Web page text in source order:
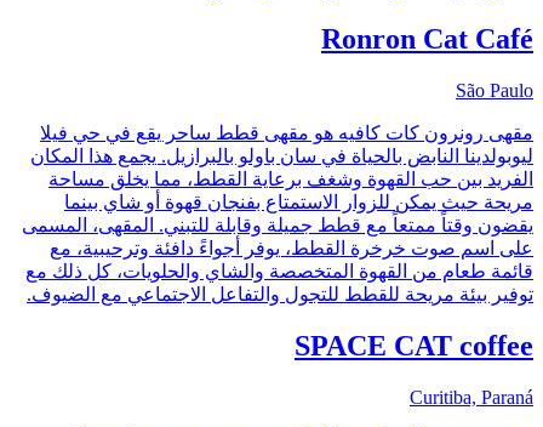
Ronron Cat Café
São Paulo
مقهى رونرون كات كافيه هو مقهى قطط ساحر يقع في حي فيلا
ليوبولدينا النابض بالحياة في سان باولو بالبرازيل. يجمع هذا المكان
الفريد بين حب القهوة وشغف برعاية القطط، مما يخلق مساحة
مريحة حيث يمكن للزوار الاستمتاع بفنجان قهوة أو شاي بينما
يقضون وقتاً ممتعاً مع قطط جميلة وقابلة للتبني. المقهى، المسمى
على اسم صوت خرخرة القطط، يوفر أجواءً دافئة وترحيبية، مع
قائمة طعام من القهوة المتخصصة والشاي والحلويات، كل ذلك مع
توفير بيئة مريحة للقطط للتجول والتفاعل الاجتماعي مع الضيوف.
SPACE CAT coffee
Curitiba, Paraná